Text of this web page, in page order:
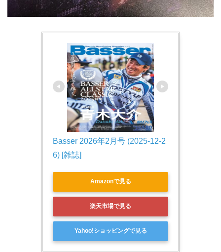
Basser 2026年2月号 (2025-12-2
6) [雑誌]
Amazonで見る
楽天市場で見る
Yahoo!ショッピングで見る